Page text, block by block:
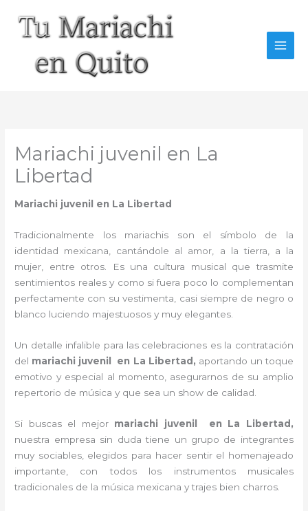
contenido
Mariachi juvenil en La
Libertad
Mariachi juvenil en La Libertad
Tradicionalmente los mariachis son el símbolo de la
identidad mexicana, cantándole al amor, a la tierra, a la
mujer, entre otros. Es una cultura musical que trasmite
sentimientos reales y como si fuera poco lo complementan
perfectamente con su vestimenta, casi siempre de negro o
blanco luciendo majestuosos y muy elegantes.
Un detalle infalible para las celebraciones es la contratación
del mariachi juvenil en La Libertad, aportando un toque
emotivo y especial al momento, asegurarnos de su amplio
repertorio de música y que sea un show de calidad.
Si buscas el mejor mariachi juvenil en La Libertad,
nuestra empresa sin duda tiene un grupo de integrantes
muy sociables, elegidos para hacer sentir el homenajeado
importante, con todos los instrumentos musicales
tradicionales de la música mexicana y trajes bien charros.